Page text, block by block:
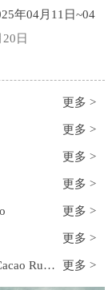
年04月11日~04
-巴黎-3 Avenue
日
更多 >
更多 >
更多 >
更多 >
更多 >
更多 >
俄罗斯莫斯科茶和咖啡展览会 Coffee Tea Cacao Russian Expo 更多 >